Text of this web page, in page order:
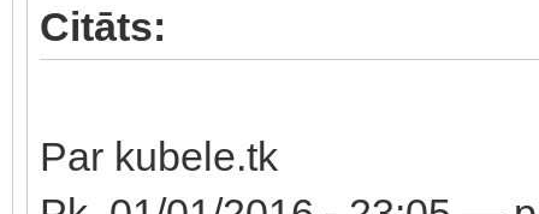
Citāts:
Par kubele.tk